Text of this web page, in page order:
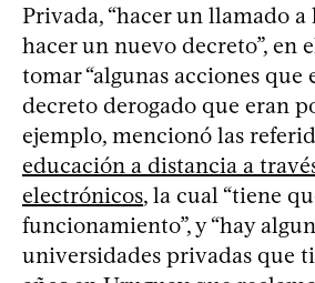
Privada, “hacer un llamado a
hacer un nuevo decreto”, en
tomar “algunas acciones que
decreto derogado que eran
ejemplo, mencionó las
educación a distancia a
electrónicos, la cual “tiene
funcionamiento”, y “hay
universidades privadas que